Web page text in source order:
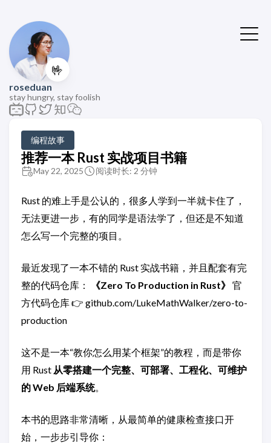
🤟
roseduan
stay hungry, stay foolish
编程故事
推荐一本 Rust 实战项目书籍
May 22, 2025 阅读时长: 2 分钟
Rust 的难上手是公认的，很多人学到一半就卡住了，
无法更进一步，有的同学是语法学了，但还是不知道
怎么写一个完整的项目。
最近发现了一本不错的 Rust 实战书籍，并且配套有完
整的代码仓库：
《Zero To Production in Rust》 官
方代码仓库 👉 github.com/LukeMathWalker/zero-to-
production
这不是一本“教你怎么用某个框架”的教程，而是带你
用 Rust 从零搭建一个完整、可部署、工程化、可维护
的 Web 后端系统。
本书的思路非常清晰，从最简单的健康检查接口开
始，一步步引导你：